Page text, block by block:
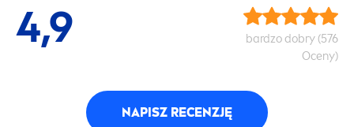
4,9
bardzo dobry (576
Oceny)
NAPISZ RECENZJĘ